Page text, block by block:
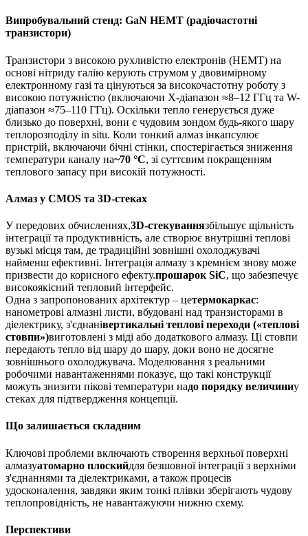
Випробувальний стенд: GaN HEMT (радіочастотні
транзистори)
Транзистори з високою рухливістю електронів (HEMT) на
основі нітриду галію керують струмом у двовимірному
електронному газі та цінуються за високочастотну роботу з
високою потужністю (включаючи X-діапазон ≈8–12 ГГц та W-
діапазон ≈75–110 ГГц). Оскільки тепло генерується дуже
близько до поверхні, вони є чудовим зондом будь-якого шару
теплорозподілу in situ. Коли тонкий алмаз інкапсулює
пристрій, включаючи бічні стінки, спостерігається зниження
температури каналу на~70 °C, зі суттєвим покращенням
теплового запасу при високій потужності.
Алмаз у CMOS та 3D-стеках
У передових обчисленнях,3D-стекуваннязбільшує щільність
інтеграції та продуктивність, але створює внутрішні теплові
вузькі місця там, де традиційні зовнішні охолоджувачі
найменш ефективні. Інтеграція алмазу з кремнієм знову може
призвести до корисного ефекту.прошарок SiC, що забезпечує
високоякісний тепловий інтерфейс.
Одна з запропонованих архітектур – цетермокаркас:
нанометрові алмазні листи, вбудовані над транзисторами в
діелектрику, з'єднанівертикальні теплові переходи («теплові
стовпи»)виготовлені з міді або додаткового алмазу. Ці стовпи
передають тепло від шару до шару, доки воно не досягне
зовнішнього охолоджувача. Моделювання з реальними
робочими навантаженнями показує, що такі конструкції
можуть знизити пікові температури надо порядку величиниу
стеках для підтвердження концепції.
Що залишається складним
Ключові проблеми включають створення верхньої поверхні
алмазуатомарно плоскийдля безшовної інтеграції з верхніми
з'єднаннями та діелектриками, а також процесів
удосконалення, завдяки яким тонкі плівки зберігають чудову
теплопровідність, не навантажуючи нижню схему.
Перспективи